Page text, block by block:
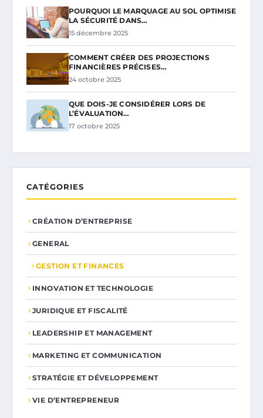
POURQUOI LE MARQUAGE AU SOL OPTIMISE
LA SÉCURITÉ DANS…
15 décembre 2025
COMMENT CRÉER DES PROJECTIONS
FINANCIÈRES PRÉCISES…
24 octobre 2025
QUE DOIS-JE CONSIDÉRER LORS DE
L’ÉVALUATION…
17 octobre 2025
CATÉGORIES
CRÉATION D’ENTREPRISE
GENERAL
GESTION ET FINANCES
INNOVATION ET TECHNOLOGIE
JURIDIQUE ET FISCALITÉ
LEADERSHIP ET MANAGEMENT
MARKETING ET COMMUNICATION
STRATÉGIE ET DÉVELOPPEMENT
VIE D’ENTREPRENEUR